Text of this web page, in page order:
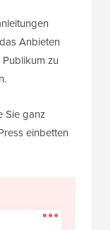
Anbieten
zu
Sie ganz
einbetten